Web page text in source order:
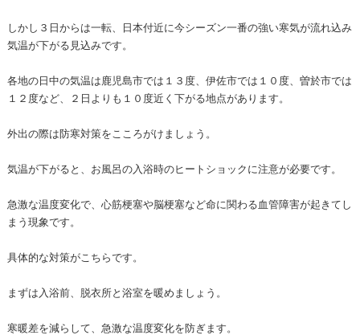
しかし３日からは一転、日本付近に今シーズン一番の強い寒気が流れ込み
気温が下がる見込みです。
各地の日中の気温は鹿児島市では１３度、伊佐市では１０度、曽於市では
１２度など、２日よりも１０度近く下がる地点があります。
外出の際は防寒対策をこころがけましょう。
気温が下がると、お風呂の入浴時のヒートショックに注意が必要です。
急激な温度変化で、心筋梗塞や脳梗塞など命に関わる血管障害が起きてし
まう現象です。
具体的な対策がこちらです。
まずは入浴前、脱衣所と浴室を暖めましょう。
寒暖差を減らして、急激な温度変化を防ぎます。